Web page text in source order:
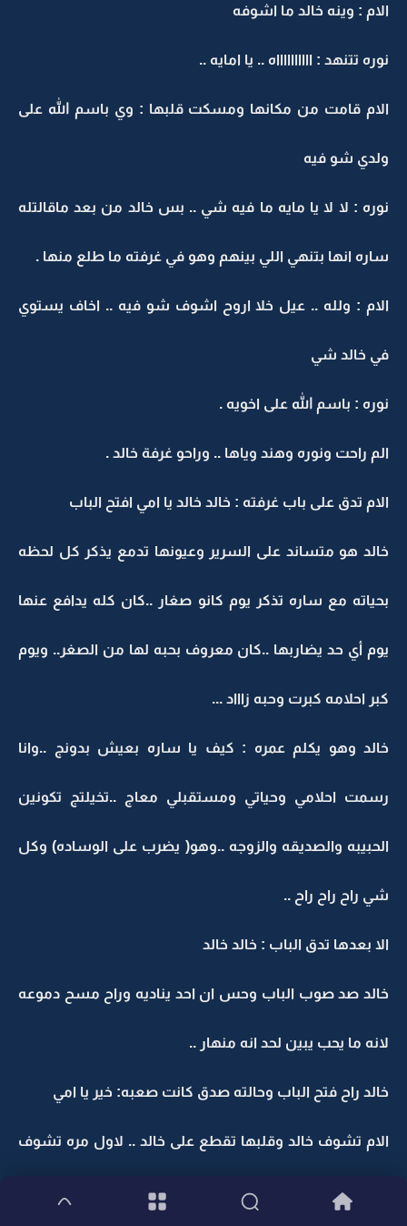
الام : وينه خالد ما اشوفه
نوره تتنهد : ااااااااااه .. يا امايه ..
الام قامت من مكانها ومسكت قلبها : وي باسم الله على
ولدي شو فيه
نوره : لا لا يا مايه ما فيه شي .. بس خالد من بعد ماقالتله
ساره انها بتنهي اللي بينهم وهو في غرفته ما طلع منها .
الام : ولله .. عيل خلا اروح اشوف شو فيه .. اخاف يستوي
في خالد شي
نوره : باسم الله على اخويه .
الم راحت ونوره وهند وياها .. وراحو غرفة خالد .
الام تدق على باب غرفته : خالد خالد يا امي افتح الباب
خالد هو متساند على السرير وعيونها تدمع يذكر كل لحظه
بحياته مع ساره تذكر يوم كانو صغار ..كان كله يدافع عنها
يوم أي حد يضاربها ..كان معروف بحبه لها من الصغر.. ويوم
كبر احلامه كبرت وحبه زاااد ...
خالد وهو يكلم عمره : كيف يا ساره بعيش بدونج ..وانا
رسمت احلامي وحياتي ومستقبلي معاج ..تخيلتج تكونين
الحبيبه والصديقه والزوجه ..وهو( يضرب على الوساده) وكل
شي راح راح راح ..
الا بعدها تدق الباب : خالد خالد
خالد صد صوب الباب وحس ان احد يناديه وراح مسح دموعه
لانه ما يحب يبين لحد انه منهار ..
خالد راح فتح الباب وحالته صدق كانت صعبه: خير يا امي
الام تشوف خالد وقلبها تقطع على خالد .. لاول مره تشوف
حالته جذي شكله متبهدل ..وعيونه فيها الف لوم وحزن .